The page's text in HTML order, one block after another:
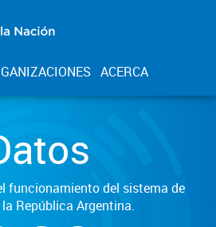
ACERCA
funcionamiento del sistema de
República Argentina.